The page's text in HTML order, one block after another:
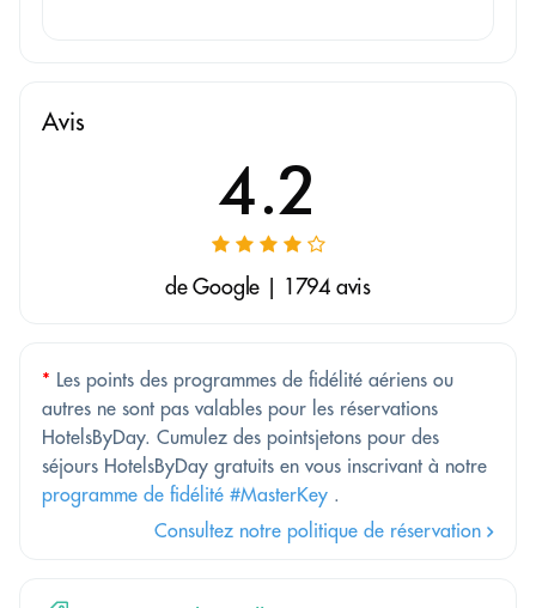
Avis
4.2
de Google | 1794 avis
* Les points des programmes de fidélité aériens ou
autres ne sont pas valables pour les réservations
HotelsByDay. Cumulez des pointsjetons pour des
séjours HotelsByDay gratuits en vous inscrivant à notre
programme de fidélité #MasterKey .
Consultez notre politique de réservation